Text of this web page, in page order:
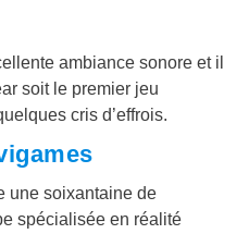
ambiance sonore et il
soit le premier jeu
cris d’effrois.
une soixantaine de
spécialisée en réalité